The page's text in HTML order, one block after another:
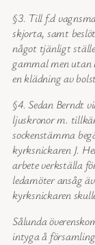
§3. Till f.d
skjorta, samt
något tjänligt
gammal men utan
en klädning av
§4. Sedan Berndt
ljuskronor m.
sockenstämma
kyrksnickaren J.
arbete verkställa
ledamöter ansåg
kyrksnickaren
Sålunda
intyga å